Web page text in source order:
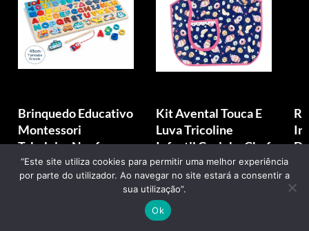
Brinquedo Educativo
Montessori
Tabuleiro Neyfe
Madeira Peças
Colo...
Kit Avental Touca E
Luva Tricoline
Infantil Cozinha Chef
3pç
R$ 62,61
“Este site utiliza cookies para permitir uma melhor experiência
por parte do utilizador. Ao navegar no site estará a consentir a
sua utilização”.
Ok